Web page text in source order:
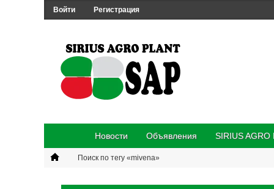
Войти Регистрация
Новости Объявления SIRIUS AGRO
Поиск по тегу «mivena»